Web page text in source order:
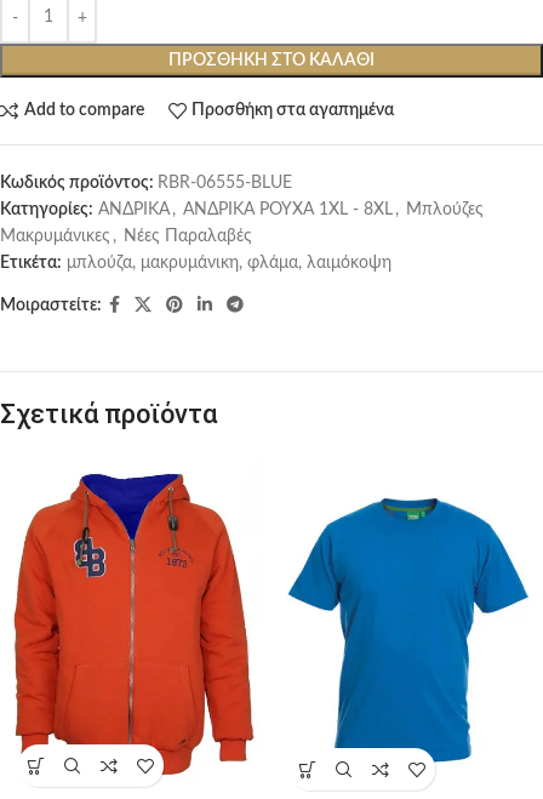
ΠΡΟΣΘΉΚΗ ΣΤΟ ΚΑΛΆΘΙ
Add to compare Προσθήκη στα αγαπημένα
Κωδικός προϊόντος: RBR-06555-BLUE
Κατηγορίες: ΑΝΔΡΙΚΑ , ΑΝΔΡΙΚΑ ΡΟΥΧΑ 1XL - 8XL , Μπλούζες
Μακρυμάνικες , Νέες Παραλαβές
Ετικέτα: μπλούζα, μακρυμάνικη, φλάμα, λαιμόκοψη
Μοιραστείτε:
Σχετικά προϊόντα